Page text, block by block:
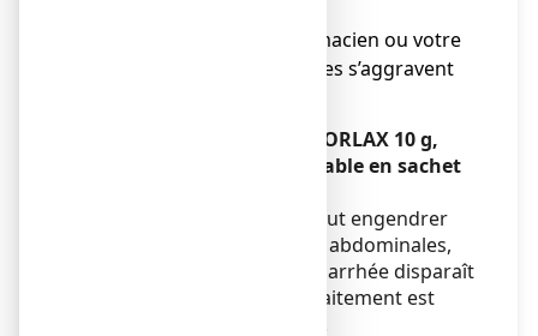
● Contactez votre pharmacien ou votre
médecin si les symptômes s’aggravent
Si vous avez pris plus de FORLAX 10 g,
poudre pour solution buvable en sachet
Prendre trop de FORLAX peut engendrer
une diarrhée, des douleurs abdominales,
ou des vomissements. La diarrhée disparaît
habituellement quand le traitement est